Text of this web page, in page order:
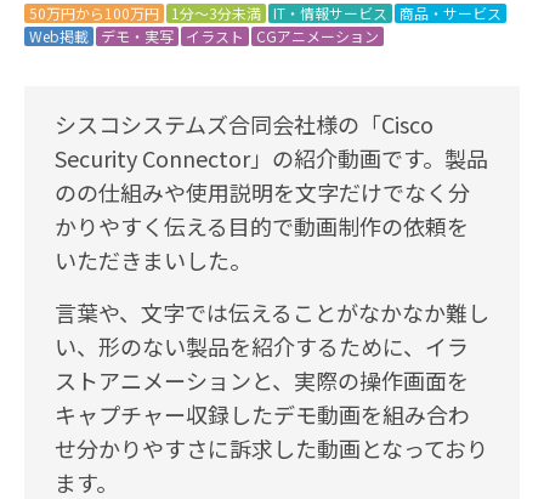
50万円から100万円 1分～3分未満 IT・情報サービス
商品・サービス
Web掲載
デモ・実写 イラスト CGアニメーション
シスコシステムズ合同会社様の「Cisco
Security Connector」の紹介動画です。製品
のの仕組みや使用説明を文字だけでなく分
かりやすく伝える目的で動画制作の依頼を
いただきまいした。
言葉や、文字では伝えることがなかなか難し
い、形のない製品を紹介するために、イラ
ストアニメーションと、実際の操作画面を
キャプチャー収録したデモ動画を組み合わ
せ分かりやすさに訴求した動画となっており
ます。